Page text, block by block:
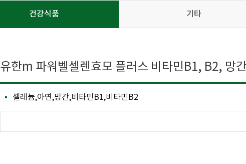
건강식품 기타
유한m 파워벨셀렌효모 플러스 비타민B1, B2, 망
셀레늄,아연,망간,비타민B1,비타민B2